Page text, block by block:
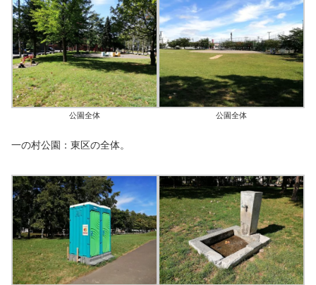
公園全体 公園全体
一の村公園：東区の全体。